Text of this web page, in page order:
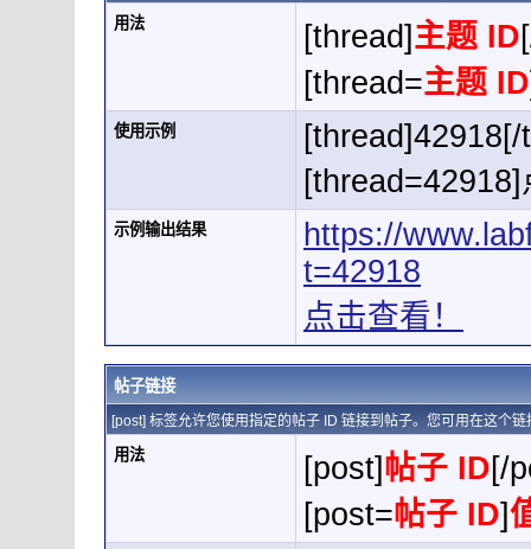
用法 [thread]主题 ID
[thread=主题 ID
使用示例
示例输出结果
https://
t=42918
点击查看！
帖子链接
[post] 标签允许您使用指定的帖子 ID 链接到帖子。您可用在这个
用法 [post]帖子 ID[/
[post=帖子 ID]